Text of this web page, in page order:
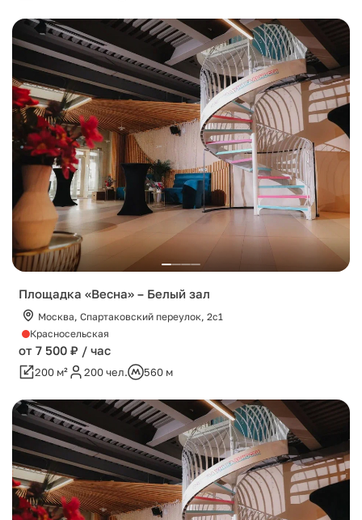
Площадка «Весна» – Белый зал
Москва, Спартаковский переулок, 2с1
Красносельская
от 7 500 ₽ / час
200 м² 200 чел. 560 м